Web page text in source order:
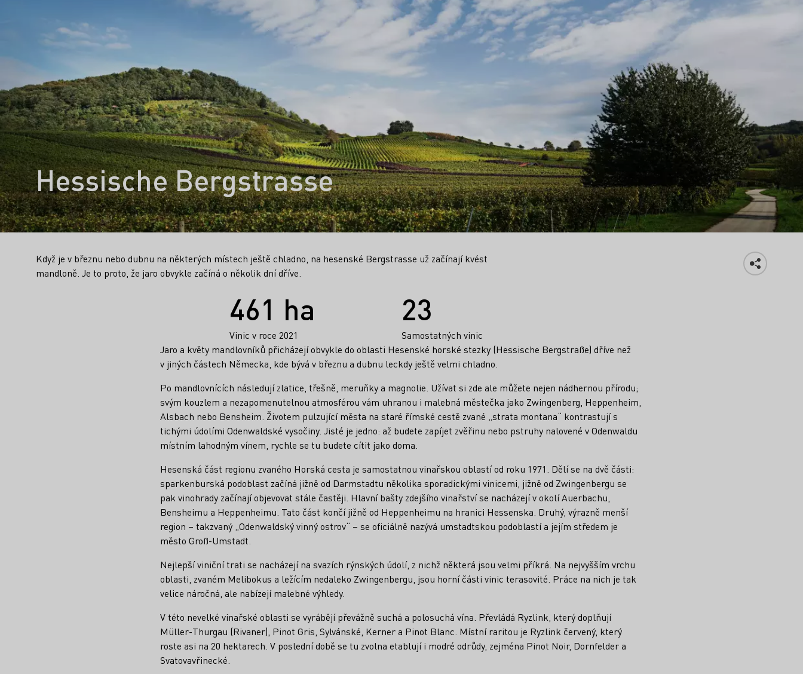
Hessische Bergstrasse
Když je v březnu nebo dubnu na některých místech ještě chladno, na hesenské Bergstrasse už začínají kvést
mandloně. Je to proto, že jaro obvykle začíná o několik dní dříve.
461 ha
Vinic v roce 2021
23
Samostatných vinic
Jaro a květy mandlovníků přicházejí obvykle do oblasti Hesenské horské stezky (Hessische Bergstraße) dříve než
v jiných částech Německa, kde bývá v březnu a dubnu leckdy ještě velmi chladno.
Po mandlovnících následují zlatice, třešně, meruňky a magnolie. Užívat si zde ale můžete nejen nádhernou přírodu;
svým kouzlem a nezapomenutelnou atmosférou vám uhranou i malebná městečka jako Zwingenberg, Heppenheim,
Alsbach nebo Bensheim. Životem pulzující města na staré římské cestě zvané „strata montana“ kontrastují s
tichými údolími Odenwaldské vysočiny. Jisté je jedno: až budete zapíjet zvěřinu nebo pstruhy nalovené v Odenwaldu
místním lahodným vínem, rychle se tu budete cítit jako doma.
Hesenská část regionu zvaného Horská cesta je samostatnou vinařskou oblastí od roku 1971. Dělí se na dvě části:
sparkenburská podoblast začíná jižně od Darmstadtu několika sporadickými vinicemi, jižně od Zwingenbergu se
pak vinohrady začínají objevovat stále častěji. Hlavní bašty zdejšího vinařství se nacházejí v okolí Auerbachu,
Bensheimu a Heppenheimu. Tato část končí jižně od Heppenheimu na hranici Hessenska. Druhý, výrazně menší
region – takzvaný „Odenwaldský vinný ostrov“ – se oficiálně nazývá umstadtskou podoblastí a jejím středem je
město Groß-Umstadt.
Nejlepší viniční trati se nacházejí na svazích rýnských údolí, z nichž některá jsou velmi příkrá. Na nejvyšším vrchu
oblasti, zvaném Melibokus a ležícím nedaleko Zwingenbergu, jsou horní části vinic terasovité. Práce na nich je tak
velice náročná, ale nabízejí malebné výhledy.
V této nevelké vinařské oblasti se vyrábějí převážně suchá a polosuchá vína. Převládá Ryzlink, který doplňují
Müller-Thurgau (Rivaner), Pinot Gris, Sylvánské, Kerner a Pinot Blanc. Místní raritou je Ryzlink červený, který
roste asi na 20 hektarech. V poslední době se tu zvolna etablují i modré odrůdy, zejména Pinot Noir, Dornfelder a
Svatovavřinecké.